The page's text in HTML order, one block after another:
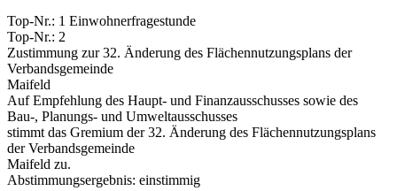
Top-Nr.: 1 Einwohnerfragestunde
Top-Nr.: 2
Zustimmung zur 32. Änderung des Flächennutzungsplans der
Verbandsgemeinde
Maifeld
Auf Empfehlung des Haupt- und Finanzausschusses sowie des
Bau-, Planungs- und Umweltausschusses
stimmt das Gremium der 32. Änderung des Flächennutzungsplans
der Verbandsgemeinde
Maifeld zu.
Abstimmungsergebnis: einstimmig